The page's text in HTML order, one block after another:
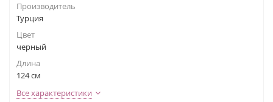
Производитель
Турция
Цвет
черный
Длина
124 см
Все характеристики